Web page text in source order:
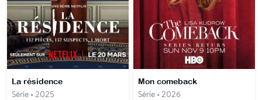
La résidence
Série • 2025
Mon comeback
Série • 2026